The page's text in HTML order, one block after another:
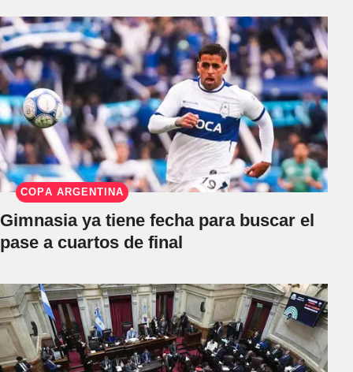
COPA ARGENTINA
Gimnasia ya tiene fecha para buscar el
pase a cuartos de final